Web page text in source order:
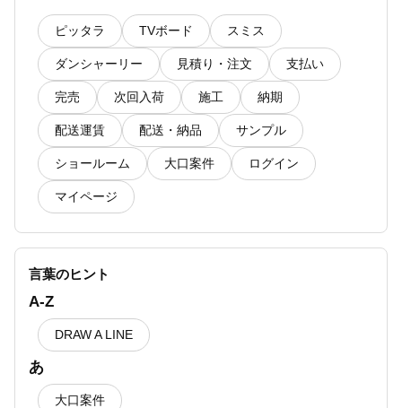
よくある質問
【ピッタラ】床置きの場合の蹴込み寸法は？
【見積り・注文】FAXや、メールで注文できま
すか？
【DRAW A LINE】102 Partition A setと、106
Rack A setのパーツ（Partition用パネル・Rack
用棚板）は互換性がありますか？
【配送・納品】商品の到着時間
【ピッタラ】メラミン仕上げは対応しています
ピッタラ TVボード スミス
ダンシャーリー 見積り・注文 支払い
完売 次回入荷 施工 納期
配送運賃 配送・納品 サンプル
ショールーム 大口案件 ログイン
マイページ
言葉のヒント
A-Z
DRAW A LINE
あ
大口案件